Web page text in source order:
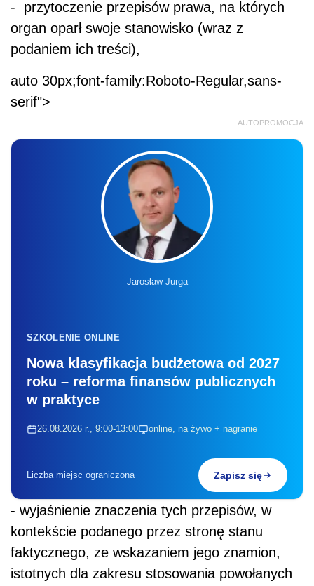
- przytoczenie przepisów prawa, na których
organ oparł swoje stanowisko (wraz z
podaniem ich treści),
auto 30px;font-family:Roboto-Regular,sans-
serif">
AUTOPROMOCJA
Jarosław Jurga
SZKOLENIE ONLINE
Nowa klasyfikacja budżetowa od 2027
roku – reforma finansów publicznych
w praktyce
26.08.2026 r., 9:00-13:00 online, na żywo + nagranie
Liczba miejsc ograniczona Zapisz się
- wyjaśnienie znaczenia tych przepisów, w
kontekście podanego przez stronę stanu
faktycznego, ze wskazaniem jego znamion,
istotnych dla zakresu stosowania powołanych